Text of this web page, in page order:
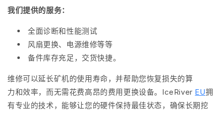
我们提供的服务：
全面诊断和性能测试
风扇更换、 电源维修等等
备件库存充足，交货快捷。
维修可以延长矿机的使用寿命，并帮助您恢复损失的算
力和效率，而无需花费高昂的费用更换设备。IceRiver EU拥
有专业的技术，能够让您的硬件保持最佳状态，确保长期挖